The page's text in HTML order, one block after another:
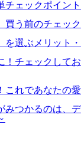
チェックポイント
買う前のチェック
選ぶメリット・
！チェックしてお